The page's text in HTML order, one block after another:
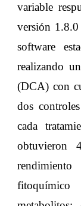
variable
versión
software
realizando
(DCA) con
dos
cada
obtuvieron